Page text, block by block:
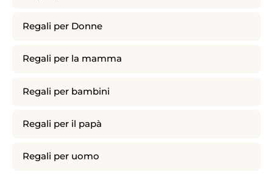
Regali per Donne
Regali per la mamma
Regali per bambini
Regali per il papà
Regali per uomo